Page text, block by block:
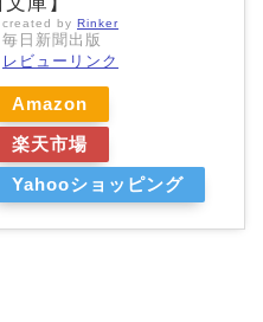
created by Rinker
毎日新聞出版
レビューリンク
Amazon
楽天市場
Yahooショッピング